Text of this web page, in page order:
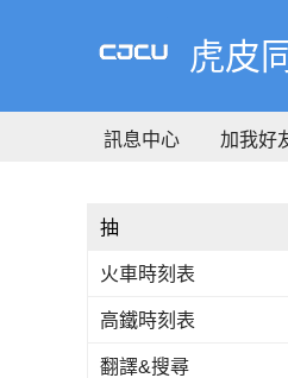
要
容
虎皮
訊息中心 加我好
抽
火車時刻表
高鐵時刻表
翻譯&搜尋